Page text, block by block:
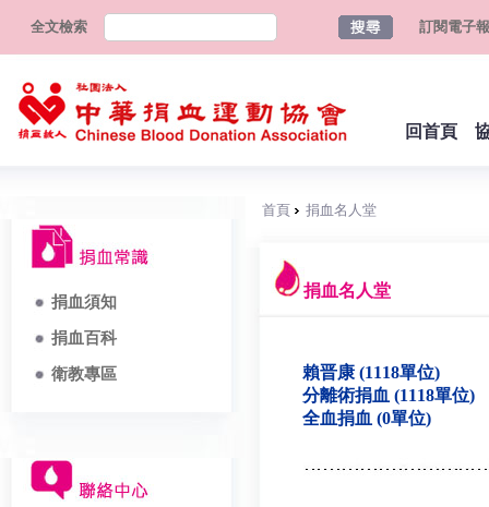
全文檢索 訂閱電子報
回首頁
捐血須知
捐血百科
衛教專區
首頁 捐血名人堂
捐血名人堂
賴晋康 (1118單位)
分離術捐血 (1118單位)
全血捐血 (0單位)